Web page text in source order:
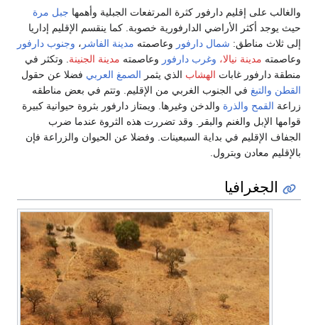
والغالب على إقليم دارفور كثرة المرتفعات الجبلية وأهمها جبل مرة
حيث يوجد أكثر الأراضي الدارفورية خصوبة. كما ينقسم الإقليم إداريا
إلى ثلاث مناطق: شمال دارفور وعاصمته مدينة الفاشر ، وجنوب دارفور
وعاصمته مدينة نيالا، وغرب دارفور وعاصمته مدينة الجنينة. وتكثر في
منطقة دارفور غابات الهشاب الذي يثمر الصمغ العربي فضلا عن حقول
القطن والتبغ في الجنوب الغربي من الإقليم. وتتم في بعض مناطقه
زراعة القمح والذرة والدخن وغيرها. ويمتاز دارفور بثروة حيوانية كبيرة
قوامها الإبل والغنم والبقر. وقد تضررت هذه الثروة عندما ضرب
الجفاف الإقليم في بداية السبعينات. وفضلا عن الحيوان والزراعة فإن
بالإقليم معادن وبترول.
الجغرافيا